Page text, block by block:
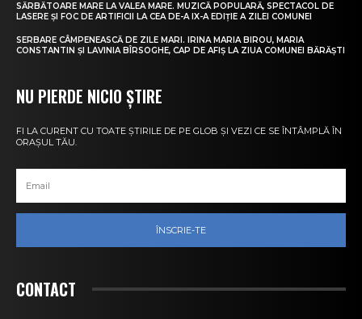
SĂRBĂTOARE MARE LA VALEA MARE. MUZICĂ POPULARĂ, SPECTACOL DE
LASERE ȘI FOC DE ARTIFICII LA CEA DE-A IX-A EDIȚIE A ZILEI COMUNEI
SERBARE CÂMPENEASCĂ DE ZILE MARI. IRINA MARIA BIROU, MARIA
CONSTANTIN ȘI LAVINIA BÎRSOGHE, CAP DE AFIȘ LA ZIUA COMUNEI BĂRĂȘTI
NU PIERDE NICIO ȘTIRE
FI LA CURENT CU TOATE ȘTIRILE DE PE GLOB ȘI VEZI CE SE ÎNTÂMPLĂ ÎN
ORAȘUL TĂU.
ÎNSCRIE-TE
CONTACT